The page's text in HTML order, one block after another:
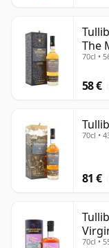
The
70cl •
58 €
70cl •
81 €
70cl •